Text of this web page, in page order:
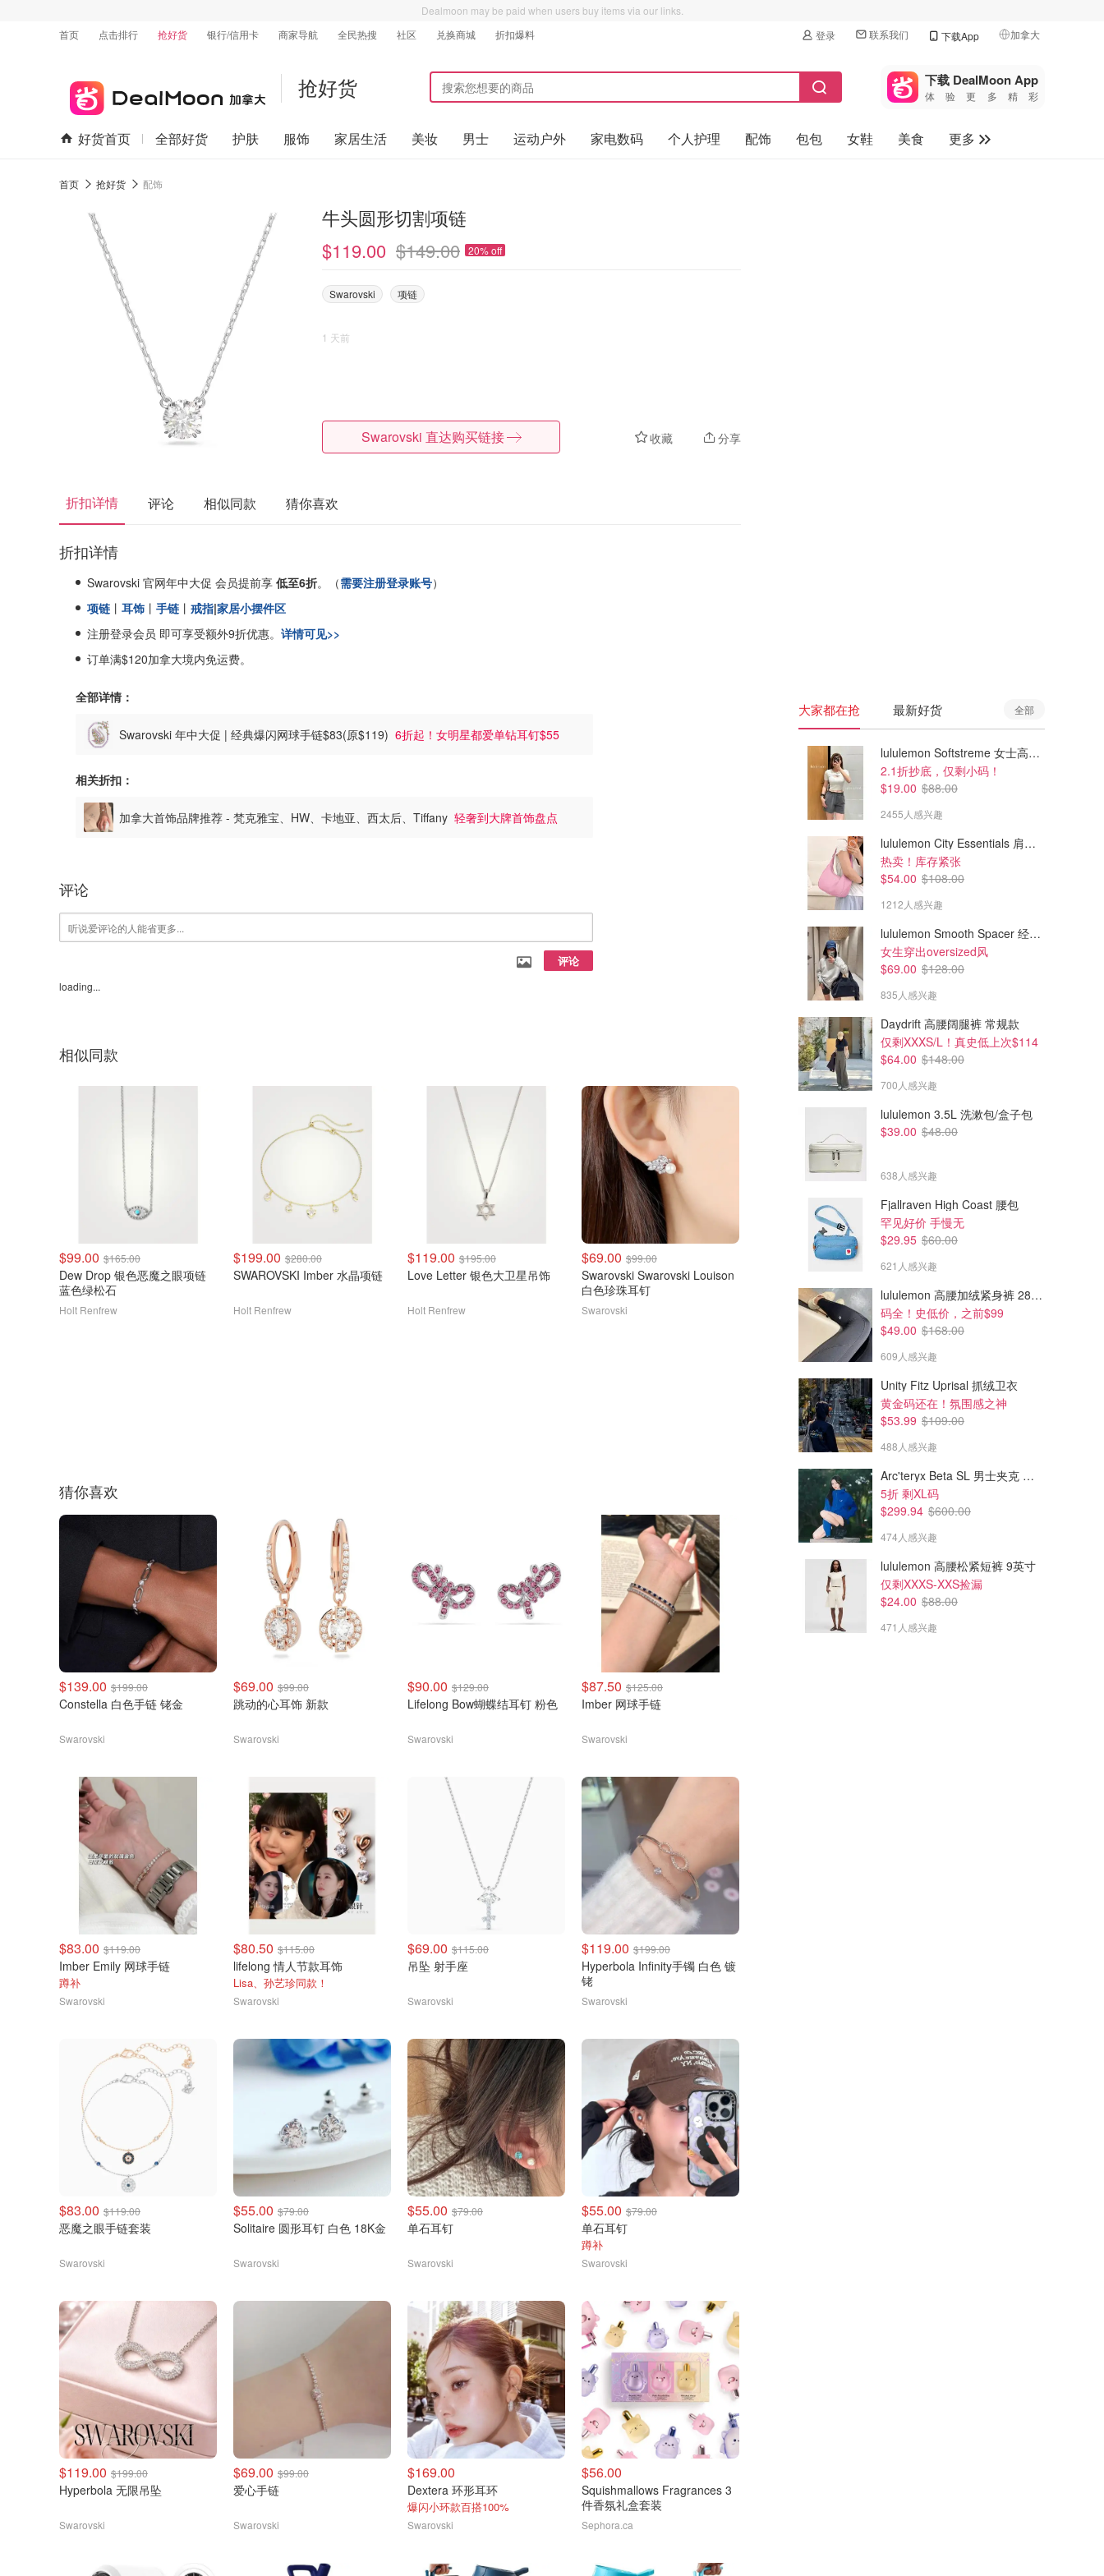
Dealmoon may be paid when users buy items via our links.
首页
点击排行 抢好货 银行/信用卡 商家导航 全民热搜 社区 兑换商城 折扣爆料 登录 联系我们 下载App 加拿大
🇺🇸
美国
🇨🇳中国
🇨🇦加拿大
抢好货 下载 DealMoon App
体验更多精彩
好货首页 全部好货 护肤 服饰 家居生活 美妆 男士 运动户外 家电数码 个人护理 配饰 包包 女鞋 美食
更多
首页 抢好货 配饰
牛头圆形切割项链
$119.00 $149.00 20% off
Swarovski 项链
1 天前
收藏 分享
Swarovski 直达购买链接
折扣详情 评论 相似同款 猜你喜欢
折扣详情
Swarovski 官网年中大促 会员提前享 低至6折。（需要注册登录账号）
项链 丨 耳饰 丨 手链 丨 戒指|家居小摆件区
注册登录会员 即可享受额外9折优惠。 详情可见>>
订单满$120加拿大境内免运费。
全部详情：
Swarovski 年中大促 | 经典爆闪网球手链$83(原$119) 6折起！女明星都爱单钻耳钉$55
相关折扣：
加拿大首饰品牌推荐 - 梵克雅宝、HW、卡地亚、西太后、Tiffany 轻奢到大牌首饰盘点
评论
评论
loading...
相似同款
$99.00 $165.00
Dew Drop 银色恶魔之眼项链
蓝色绿松石
Holt Renfrew
$199.00 $280.00
SWAROVSKI Imber 水晶项链
Holt Renfrew
$119.00 $195.00
Love Letter 银色大卫星吊饰
Holt Renfrew
$69.00 $99.00
Swarovski Swarovski Louison
白色珍珠耳钉
Swarovski
$99.00
Swarovski
$83.00
双曲线吊坠
Swarovski
猜你喜欢
$139.00 $199.00
Constella 白色手链 铑金
Swarovski
$69.00 $99.00
跳动的心耳饰 新款
Swarovski
$90.00 $129.00
Lifelong Bow蝴蝶结耳钉 粉色
Swarovski
$87.50 $125.00
Imber 网球手链
Swarovski
$83.00 $119.00
Imber Emily 网球手链
蹲补
Swarovski
$80.50 $115.00
lifelong 情人节款耳饰
Lisa、孙艺珍同款！
Swarovski
$69.00 $115.00
吊坠 射手座
Swarovski
$119.00 $199.00
Hyperbola Infinity手镯 白色 镀
铑
Swarovski
$83.00 $119.00
恶魔之眼手链套装
Swarovski
$55.00 $79.00
Solitaire 圆形耳钉 白色 18K金
Swarovski
$55.00 $79.00
单石耳钉
Swarovski
$55.00 $79.00
单石耳钉
蹲补
Swarovski
$119.00 $199.00
Hyperbola 无限吊坠
Swarovski
$69.00 $99.00
爱心手链
Swarovski
$169.00
Dextera 环形耳环
爆闪小环款百搭100%
Swarovski
$56.00
Squishmallows Fragrances 3
件香氛礼盒套装
Sephora.ca
大家都在抢 最新好货 全部
lululemon Softstreme 女士高腰短裤 10cm
2.1折抄底，仅剩小码！
$19.00 $88.00
2455人感兴趣
lululemon City Essentials 肩背包 4L
热卖！库存紧张
$54.00 $108.00
1212人感兴趣
lululemon Smooth Spacer 经典卫衣
女生穿出oversized风
$69.00 $128.00
835人感兴趣
Daydrift 高腰阔腿裤 常规款
仅剩XXXS/L！真史低上次$114
$64.00 $148.00
700人感兴趣
lululemon 3.5L 洗漱包/盒子包
$39.00 $48.00
638人感兴趣
Fjallraven High Coast 腰包
罕见好价 手慢无
$29.95 $60.00
621人感兴趣
lululemon 高腰加绒紧身裤 28"≈71cm 5个口袋
码全！史低价，之前$99
$49.00 $168.00
609人感兴趣
Unity Fitz Uprisal 抓绒卫衣
黄金码还在！氛围感之神
$53.99 $109.00
488人感兴趣
Arc'teryx Beta SL 男士夹克 黑色
5折 剩XL码
$299.94 $600.00
474人感兴趣
lululemon 高腰松紧短裤 9英寸
仅剩XXXS-XXS捡漏
$24.00 $88.00
471人感兴趣